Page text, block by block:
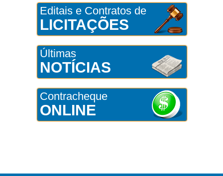
Editais e Contratos de
LICITAÇÕES
Últimas
NOTÍCIAS
Contracheque
ONLINE